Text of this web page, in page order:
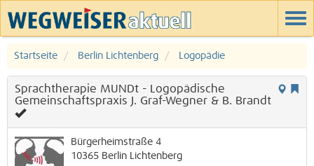
Startseite Berlin Lichtenberg Logopädie
Sprachtherapie MUNDt - Logopädische
Gemeinschaftspraxis J. Graf-Wegner & B. Brandt
Bürgerheimstraße 4
10365 Berlin Lichtenberg